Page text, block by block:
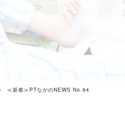
≪新着≫PTながのNEWS No.94